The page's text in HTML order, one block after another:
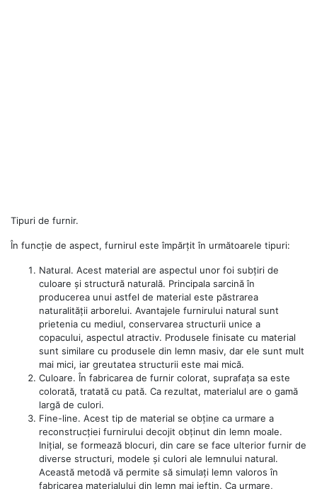
Tipuri de furnir.
În funcție de aspect, furnirul este împărțit în următoarele tipuri:
Natural. Acest material are aspectul unor foi subțiri de
culoare și structură naturală. Principala sarcină în
producerea unui astfel de material este păstrarea
naturalității arborelui. Avantajele furnirului natural sunt
prietenia cu mediul, conservarea structurii unice a
copacului, aspectul atractiv. Produsele finisate cu material
sunt similare cu produsele din lemn masiv, dar ele sunt mult
mai mici, iar greutatea structurii este mai mică.
Culoare. În fabricarea de furnir colorat, suprafața sa este
colorată, tratată cu pată. Ca rezultat, materialul are o gamă
largă de culori.
Fine-line. Acest tip de material se obține ca urmare a
reconstrucției furnirului decojit obținut din lemn moale.
Inițial, se formează blocuri, din care se face ulterior furnir de
diverse structuri, modele și culori ale lemnului natural.
Această metodă vă permite să simulați lemn valoros în
fabricarea materialului din lemn mai ieftin. Ca urmare,